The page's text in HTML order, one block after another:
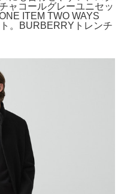
ャコールグレーユニセッ
ITEM TWO WAYS
。BURBERRYトレンチ